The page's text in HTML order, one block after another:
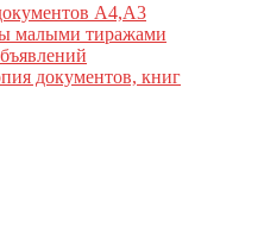
А4,А3
малыми тиражами
документов, книг